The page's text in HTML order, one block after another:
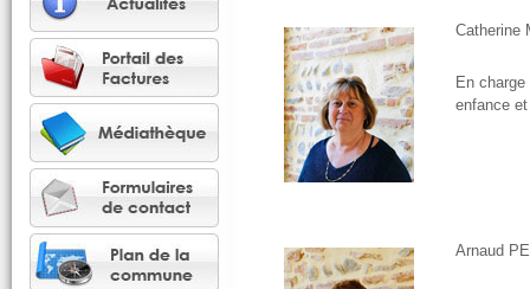
Catherine
En
enfance
Arnaud